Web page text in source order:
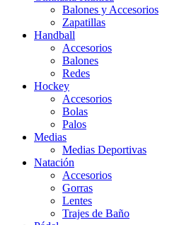
Balones y Accesorios
Zapatillas
Handball
Accesorios
Balones
Redes
Hockey
Accesorios
Bolas
Palos
Medias
Medias Deportivas
Natación
Accesorios
Gorras
Lentes
Trajes de Baño